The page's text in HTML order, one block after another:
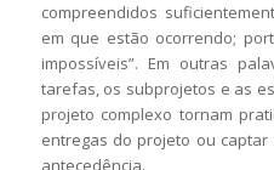
compreendidos
em que estão ocorrendo;
impossíveis”. Em outras
tarefas, os subprojetos e as
projeto complexo tornam
entregas do projeto ou